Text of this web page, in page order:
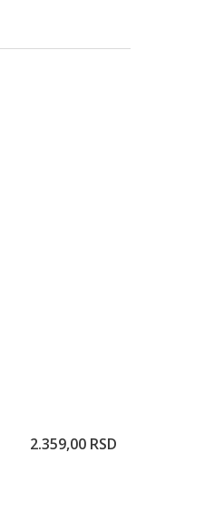
2.359,00 RSD